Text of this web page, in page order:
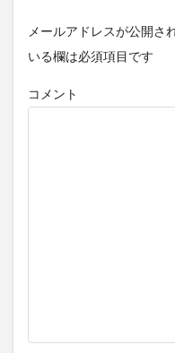
メールアドレスが公開さ
いる欄は必須項目です
コメント